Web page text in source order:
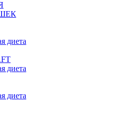
диета
диета
диета